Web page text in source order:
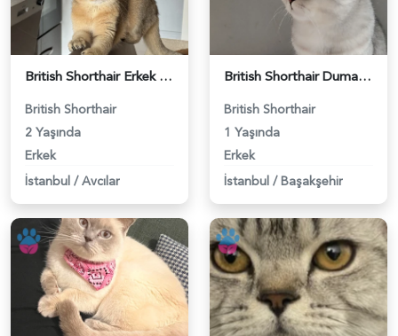
British Shorthair Erkek Kızgınlıkta - 118984651
British Shorthair
2 Yaşında
Erkek
İstanbul / Avcılar
British Shorthair Duma Eş Arıyorum - 118984650
British Shorthair
1 Yaşında
Erkek
İstanbul / Başakşehir